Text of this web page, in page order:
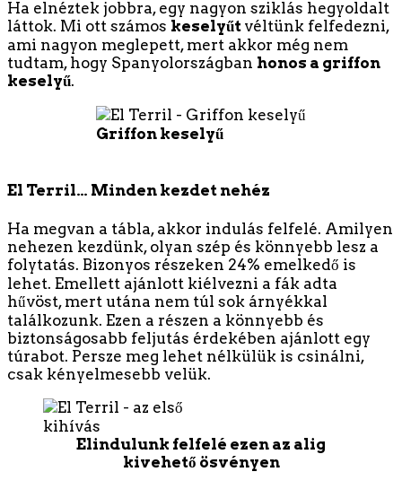
Ha elnéztek jobbra, egy nagyon sziklás hegyoldalt
láttok. Mi ott számos keselyűt véltünk felfedezni,
ami nagyon meglepett, mert akkor még nem
tudtam, hogy Spanyolországban honos a griffon
keselyű.
Griffon keselyű
El Terril… Minden kezdet nehéz
Ha megvan a tábla, akkor indulás felfelé. Amilyen
nehezen kezdünk, olyan szép és könnyebb lesz a
folytatás. Bizonyos részeken 24% emelkedő is
lehet. Emellett ajánlott kiélvezni a fák adta
hűvöst, mert utána nem túl sok árnyékkal
találkozunk. Ezen a részen a könnyebb és
biztonságosabb feljutás érdekében ajánlott egy
túrabot. Persze meg lehet nélkülük is csinálni,
csak kényelmesebb velük.
Elindulunk felfelé ezen az alig
kivehető ösvényen